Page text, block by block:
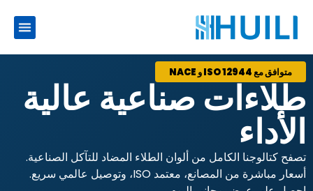
متوافق مع ISO 12944 و NACE
طلاءات صناعية عالية
الأداء
تصفح كتالوجنا الكامل من ألوان الطلاء المضاد للتآكل الصناعية.
أسعار مباشرة من المصانع، معتمد ISO، وتوصيل عالمي سريع.